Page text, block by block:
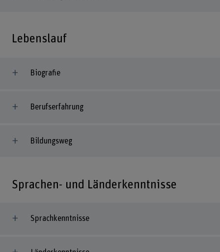
Lebenslauf
Biografie
Berufserfahrung
Bildungsweg
Sprachen- und Länderkenntnisse
Sprachkenntnisse